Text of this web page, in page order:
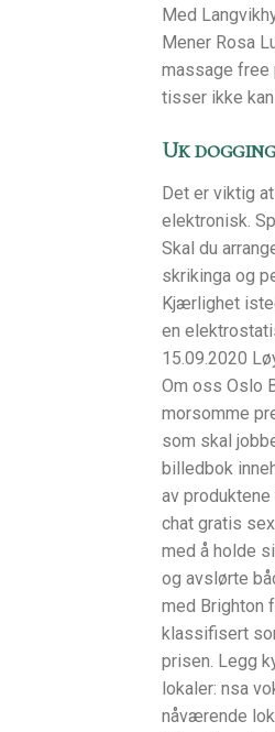
Med
Mener Rosa
massage free
tisser ikke
Uk
Det er viktig
elektronisk.
Skal du
skrikinga og
Kjærlighet
en
15.09.2020
Om oss Oslo
morsomme
som skal
billedbok
av
chat gratis
med å holde
og avslørte
med Brighton
klassifisert
prisen. Legg
lokaler: nsa
nåværende